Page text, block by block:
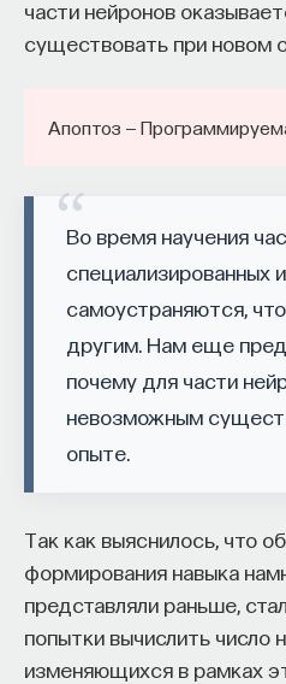
части нейронов
существовать при новом
Апоптоз —
Во время научения
специализированных
самоустраняются,
другим. Нам еще
почему для части
невозможным
опыте.
Так как выяснилось, что
формирования навыка
представляли раньше,
попытки вычислить число
изменяющихся в рамках